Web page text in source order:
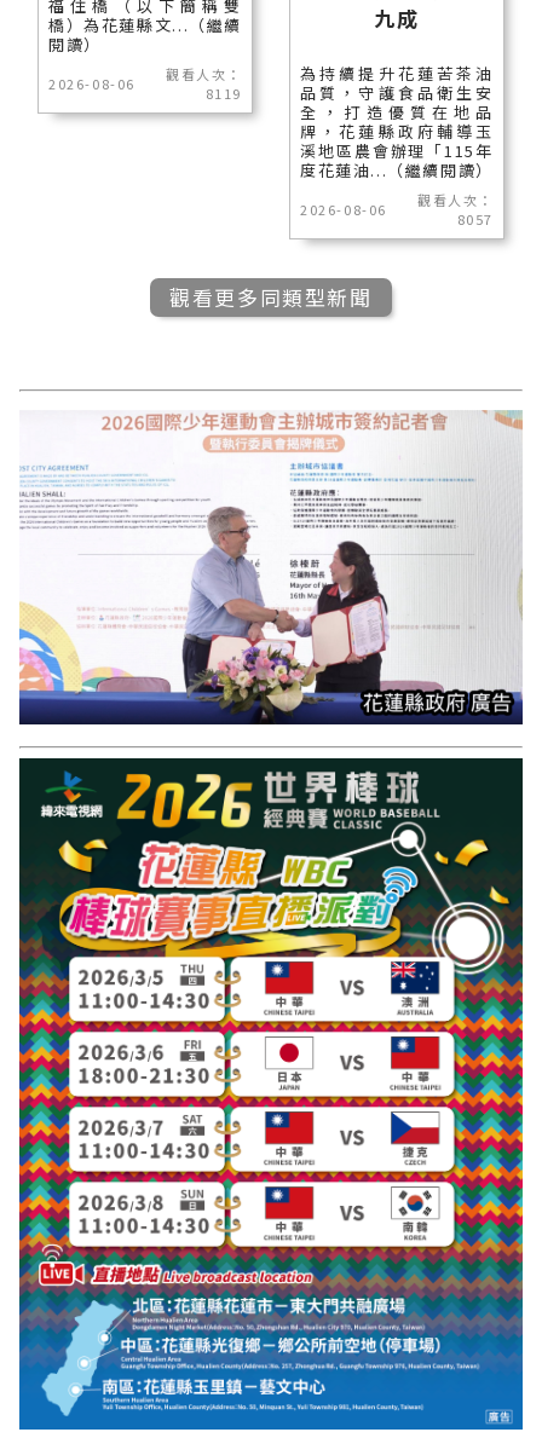
福住橋（以下簡稱雙
橋）為花蓮縣文...（繼續
閱讀）
2026-08-06
觀看人次：
8119
九成
為持續提升花蓮苦茶油
品質，守護食品衛生安
全，打造優質在地品
牌，花蓮縣政府輔導玉
溪地區農會辦理「115年
度花蓮油...（繼續閱讀）
2026-08-06
觀看人次：
8057
觀看更多同類型新聞